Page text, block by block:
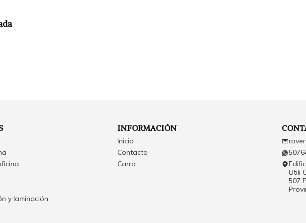
y laminación
INFORMACIÓN
Inicio
Contacto
Carro
Utili
507